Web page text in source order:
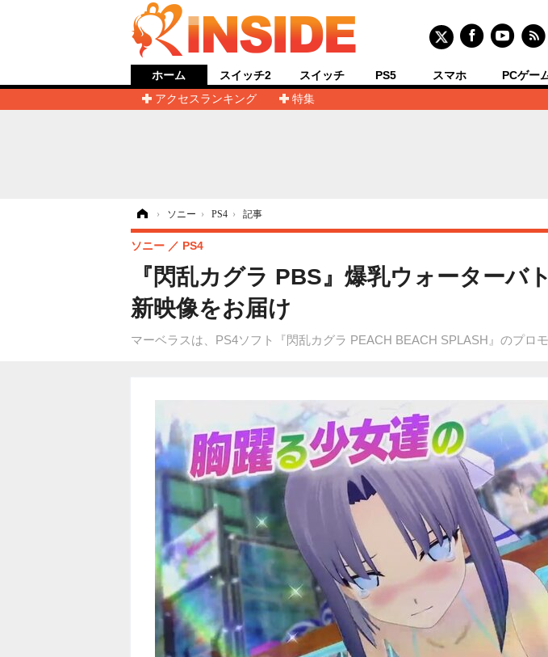
ホーム
アクセスランキング
特集
スイッチ2 スイッチ PS5 スマホ PCゲー
› ソニー › PS4 › 記事
『閃乱カグラ PBS』爆乳ウォーター
新映像をお届け
マーベラスは、PS4ソフト『閃乱カグラ PEACH BEACH SPLASH』のプロ
ソニー PS4